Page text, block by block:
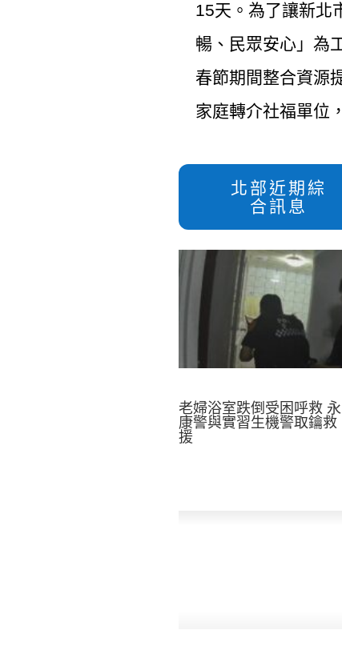
15天。為了讓新北
暢、民眾安心」為
春節期間整合資源
家庭轉介社福單位
北部近期綜
合訊息
老婦浴室跌倒受困呼救 永
康警與實習生機警取鑰救
援